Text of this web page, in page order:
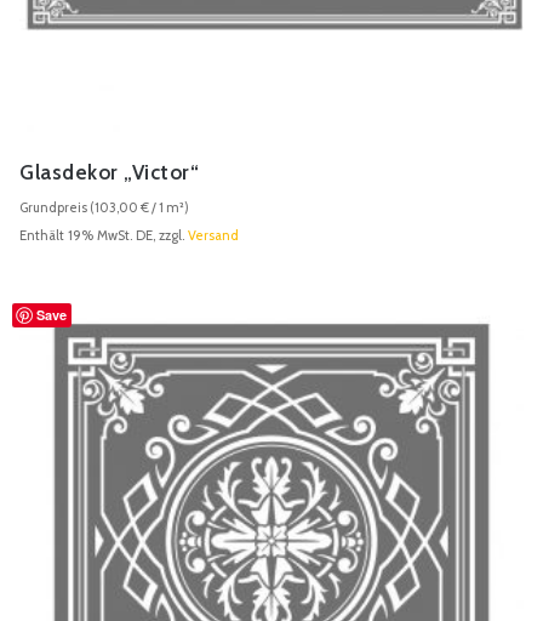
Glasdekor „Victor“
Grundpreis (103,00 €/ 1 m²)
Enthält 19% MwSt. DE, zzgl. Versand
Save